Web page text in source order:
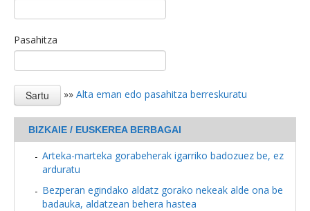
Pasahitza
»» Alta eman edo pasahitza berreskuratu
BIZKAIE / EUSKEREA BERBAGAI
Arteka-marteka gorabeherak igarriko badozuez be, ez
arduratu
Bezperan egindako aldatz gorako nekeak alde ona be
badauka, aldatzean behera hastea